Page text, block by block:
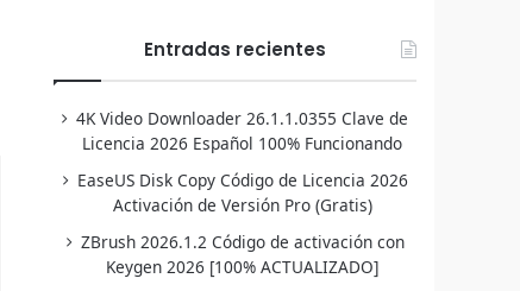
Entradas recientes
4K Video Downloader 26.1.1.0355 Clave de
Licencia 2026 Español 100% Funcionando
EaseUS Disk Copy Código de Licencia 2026
Activación de Versión Pro (Gratis)
ZBrush 2026.1.2 Código de activación con
Keygen 2026 [100% ACTUALIZADO]